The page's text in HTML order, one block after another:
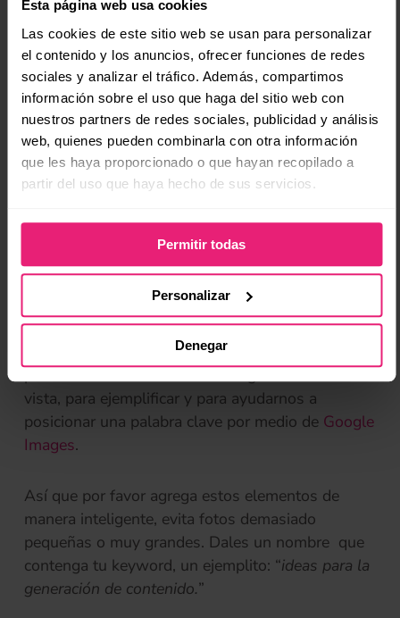
Esta página web usa cookies
Las cookies de este sitio web se usan para personalizar
el contenido y los anuncios, ofrecer funciones de redes
sociales y analizar el tráfico. Además, compartimos
información sobre el uso que haga del sitio web con
nuestros partners de redes sociales, publicidad y análisis
web, quienes pueden combinarla con otra información
que les haya proporcionado o que hayan recopilado a
partir del uso que haya hecho de sus servicios.
Permitir todas
Personalizar
Denegar
entrada, de está manera esa persona verá errores
que tu no logras identificar por una razón (que
está científicamente comprobada): Cuando
realizamos uno de nuestros trabajos es posible
que no veamos nuestros errores, esto sucede ya
que lo que vemos en la pantalla está compitiendo
con la versión que ya existe en nuestras mentes
de lo que queremos transmitir.
con la versión que ya existe en nuestras mentes
de lo que queremos transmitir.”]
Contenido Visual
Darle contenido visual a tu audiencia es necesario
por varias razones: Para darle algo diferente a la
vista, para ejemplificar y para ayudarnos a
posicionar una palabra clave por medio de Google
Images(se abre en una pestaña nueva)
.
Así que por favor agrega estos elementos de
manera inteligente, evita fotos demasiado
pequeñas o muy grandes. Dales un nombre que
contenga tu keyword, un ejemplito: “ideas para la
generación de contenido.”